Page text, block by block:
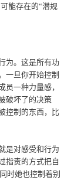
能存在的“潜规
为。这是所有功
一旦你开始控制
员一种力量感，
破坏了的决策
控制的东西，比
是对感受和行为
指责的方式把自
时她也控制着别